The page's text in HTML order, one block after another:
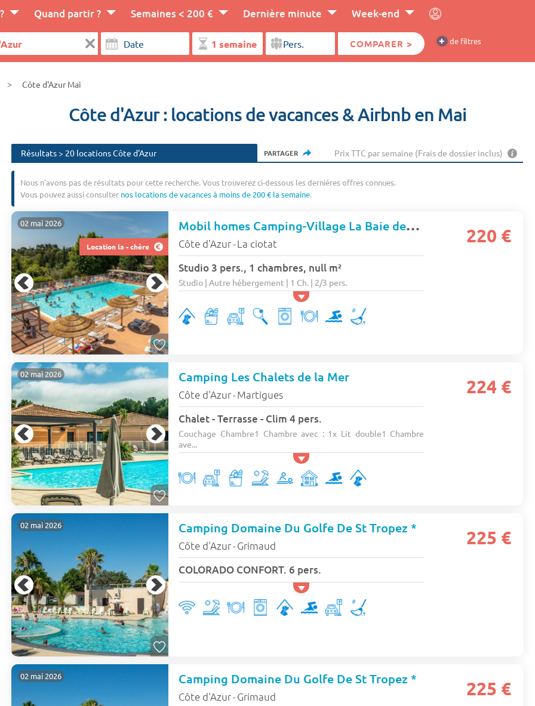
Quand partir ? Semaines < 200 € Dernière minute Week-end
COMPARER > + de filtres
Côte d'Azur Mai
Côte d'Azur : locations de vacances & Airbnb en Mai
Résultats > 20 locations Côte d'Azur PARTAGER Prix TTC par semaine (Frais de dossier inclus)
Nous n'avons pas de résultats pour cette recherche. Vous trouverez ci-dessous les dernières offres connues.
Vous pouvez aussi consulter nos locations de vacances à moins de 200 € la semaine.
Location la - chère
02 mai 2026 Mobil homes Camping-Village La Baie des Anges
Côte d'Azur- La ciotat
Studio 3 pers., 1 chambres, null m²
Studio | Autre hébergement | 1 Ch. | 2/3 pers.
220 €
02 mai 2026 Camping Les Chalets de la Mer
Côte d'Azur- Martigues
Chalet - Terrasse - Clim 4 pers.
Couchage Chambre1 Chambre avec : 1x Lit double1 Chambre
ave...
224 €
02 mai 2026 Camping Domaine Du Golfe De St Tropez *
Côte d'Azur- Grimaud
COLORADO CONFORT. 6 pers.
225 €
02 mai 2026 Camping Domaine Du Golfe De St Tropez *
Côte d'Azur- Grimaud 225 €